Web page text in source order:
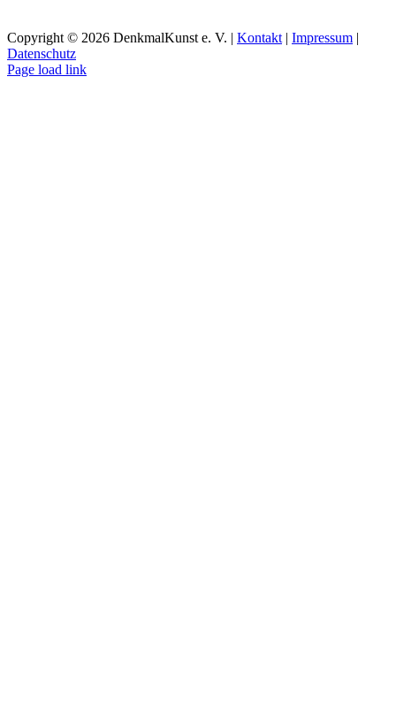
Copyright © 2026 DenkmalKunst e. V. | Kontakt | Impressum |
Datenschutz
Facebook
Instagram
Page load link